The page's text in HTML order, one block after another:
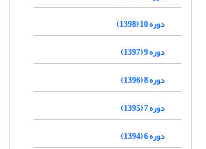
دوره 10 (1398)
دوره 9 (1397)
دوره 8 (1396)
دوره 7 (1395)
دوره 6 (1394)